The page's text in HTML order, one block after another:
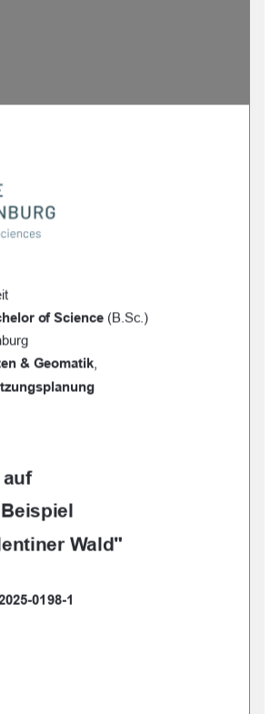
of Science (B.Sc.)
& Geomatik
auf
Beispiel
Wald"
0198-1